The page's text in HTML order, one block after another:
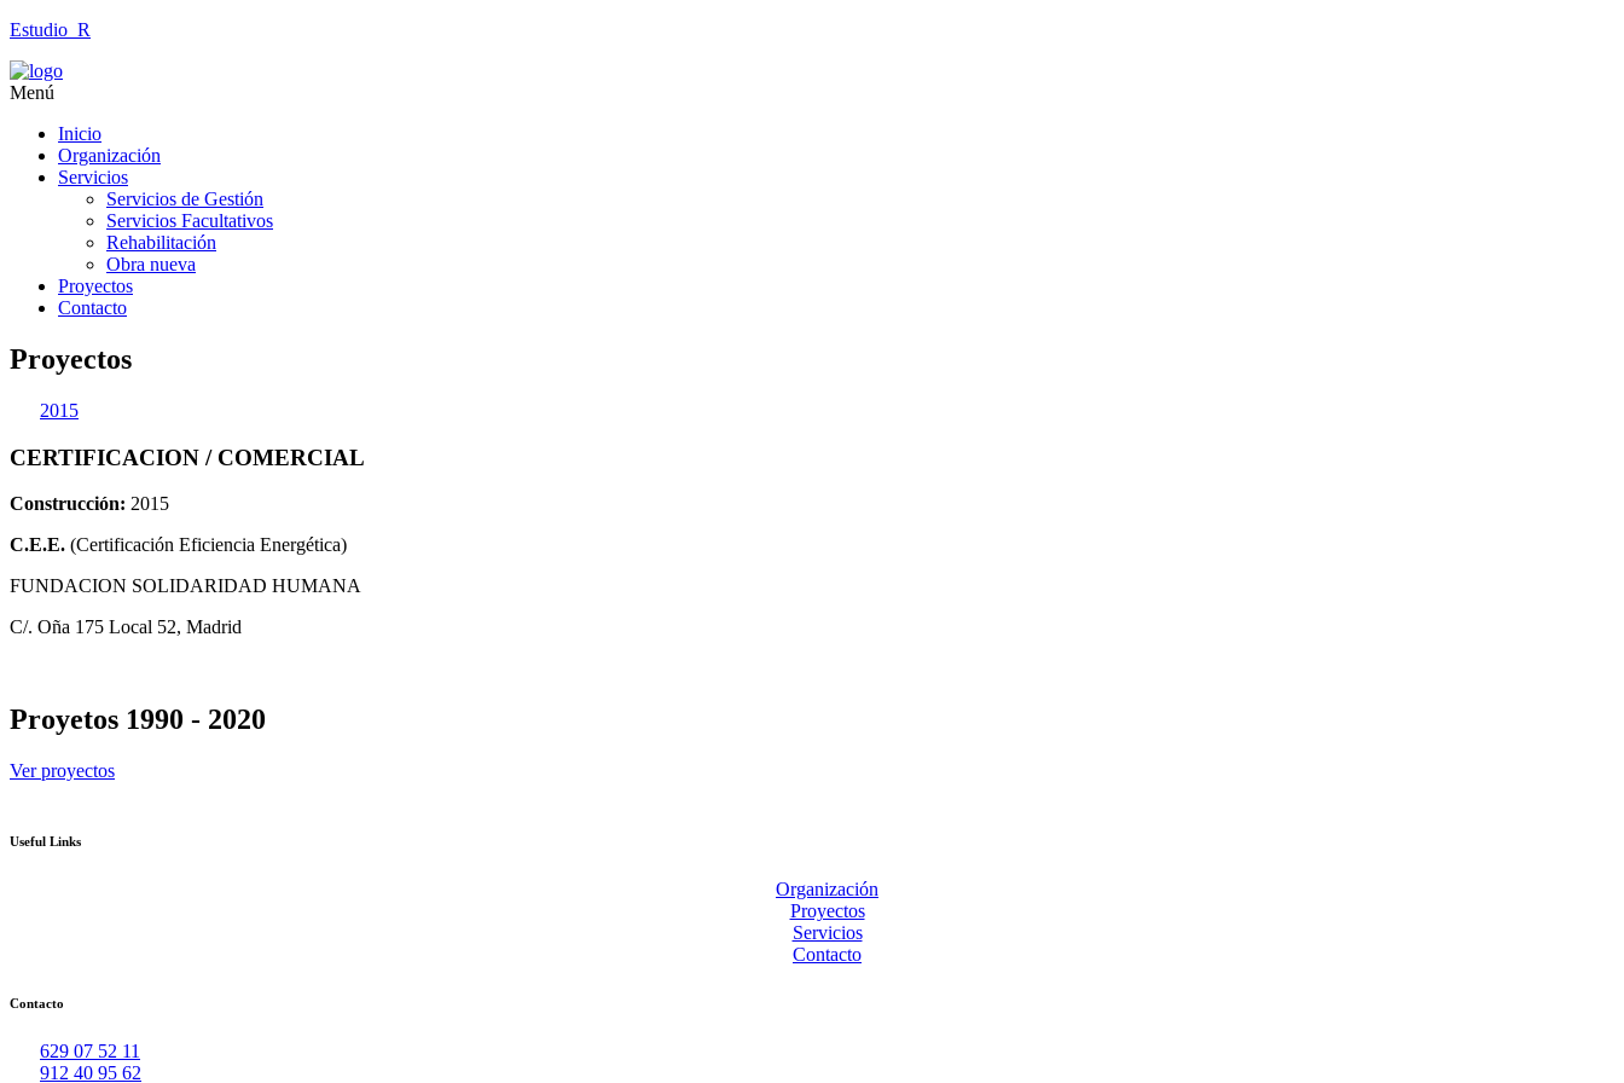
Estudio_R
Menú
Inicio
Organización
Servicios
Servicios de Gestión
Servicios Facultativos
Rehabilitación
Obra nueva
Proyectos
Contacto
Proyectos
2015
CERTIFICACION / COMERCIAL
Construcción: 2015
C.E.E. (Certificación Eficiencia Energética)
FUNDACION SOLIDARIDAD HUMANA
C/. Oña 175 Local 52, Madrid
Proyetos 1990 - 2020
Ver proyectos
Useful Links
Organización
Proyectos
Servicios
Contacto
Contacto
629 07 52 11
912 40 95 62